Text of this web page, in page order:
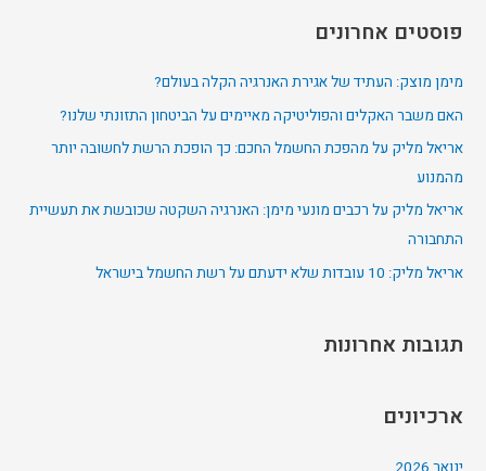
r
o
r
:
פוסטים אחרונים
מימן מוצק: העתיד של אגירת האנרגיה הקלה בעולם?
האם משבר האקלים והפוליטיקה מאיימים על הביטחון התזונתי שלנו?
אריאל מליק על מהפכת החשמל החכם: כך הופכת הרשת לחשובה יותר
מהמנוע
אריאל מליק על רכבים מונעי מימן: האנרגיה השקטה שכובשת את תעשיית
התחבורה
אריאל מליק: 10 עובדות שלא ידעתם על רשת החשמל בישראל
תגובות אחרונות
ארכיונים